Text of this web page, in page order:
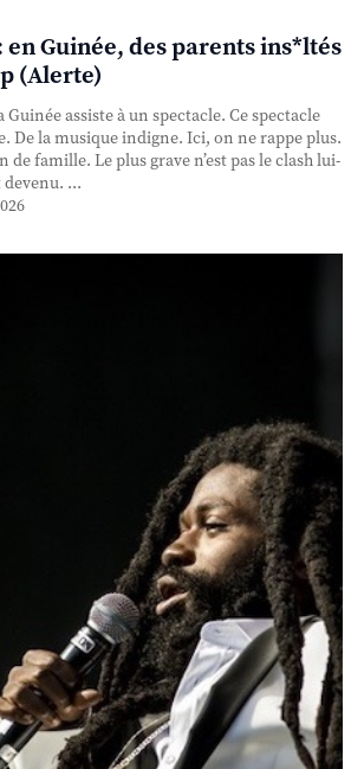
en Guinée, des parents ins*ltés
(Alerte)
Guinée assiste à un spectacle. Ce spectacle
De la musique indigne. Ici, on ne rappe plus.
famille. Le plus grave n’est pas le clash lui-
devenu. ...